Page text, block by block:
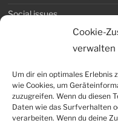
Cookie-
verwalten
Um dir ein optimales Erlebnis
wie Cookies, um
zuzugreifen. Wenn du diesen
Daten wie das Surfverhalten
verarbeiten. Wenn du deine
Social issues
Download and Certificates
Careers and traineeships
COEXAL GmbH
Tel. No.: +49 36253 315-0